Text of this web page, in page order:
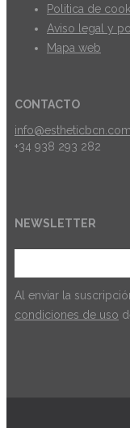
Politica de
Aviso legal y
Mapa web
CONTACTO
info@estheticbcn.com
+34 938 293 282
NEWSLETTER
Al enviar la
condiciones de uso